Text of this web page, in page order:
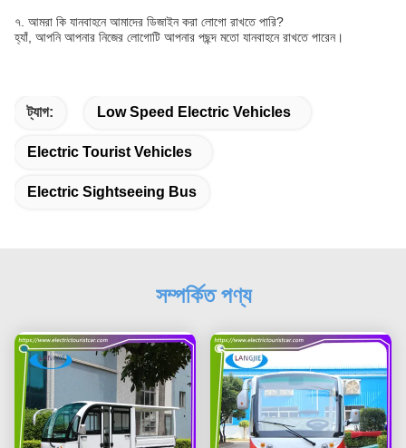
৭. আমরা কি যানবাহনে আমাদের ডিজাইন করা লোগো রাখতে পারি?
হ্যাঁ, আপনি আপনার নিজের লোগোটি আপনার পছন্দ মতো যানবাহনে রাখতে পারেন।
ট্যাগ: Low Speed Electric Vehicles
Electric Tourist Vehicles
Electric Sightseeing Bus
সম্পর্কিত পণ্য